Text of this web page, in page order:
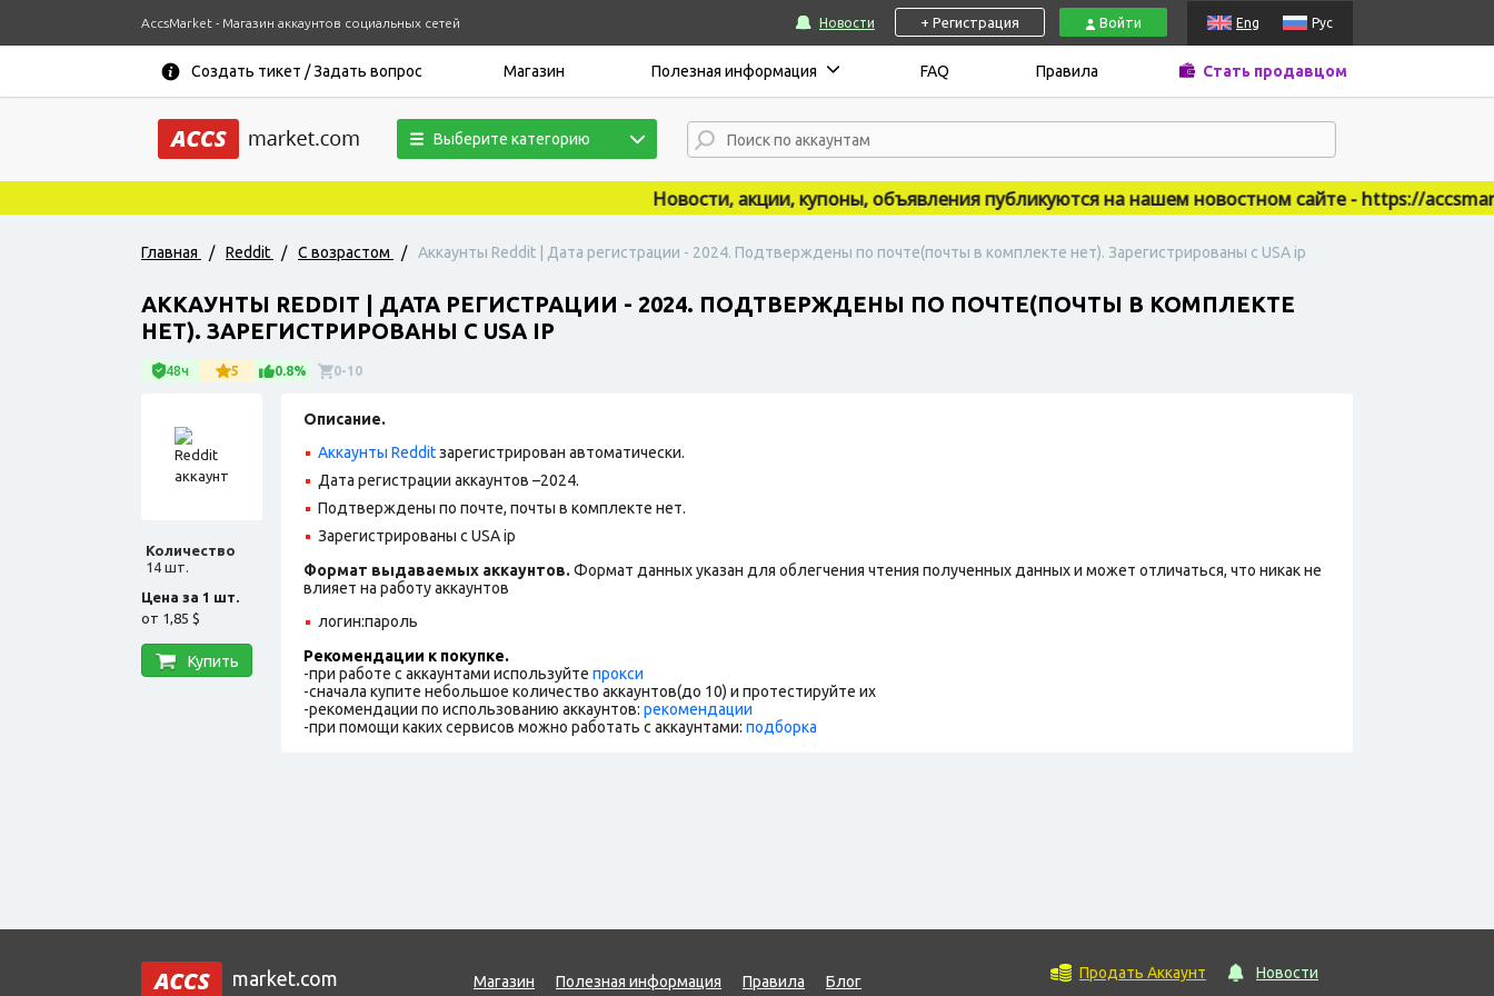
AccsMarket - Магазин аккаунтов социальных сетей Новости + Регистрация Войти Eng Рус
Создать тикет / Задать вопрос Магазин Полезная информация FAQ Правила Стать продавцом
Выберите категорию
Новости, акции, купоны, объявления публикуются на нашем новостном сайте - https://
Главная / Reddit / С возрастом / Аккаунты Reddit | Дата регистрации - 2024. Подтверждены по почте(почты в комплекте нет). Зарегистрированы с USA ip
АККАУНТЫ REDDIT | ДАТА РЕГИСТРАЦИИ - 2024. ПОДТВЕРЖДЕНЫ ПО ПОЧТЕ(ПОЧТЫ В КОМПЛЕКТЕ
НЕТ). ЗАРЕГИСТРИРОВАНЫ С USA IP
48ч 5 0.8% 0-10
Количество
14 шт.
Цена за 1 шт.
от 1,85 $
Купить
Описание.
Аккаунты Redditзарегистрирован автоматически.
Дата регистрации аккаунтов –2024.
Подтверждены по почте, почты в комплекте нет.
Зарегистрированы с USA ip
Формат выдаваемых аккаунтов. Формат данных указан для облегчения чтения полученных данных и может отличаться, что никак не
влияет на работу аккаунтов
логин:пароль
Рекомендации к покупке.
-при работе с аккаунтами используйте прокси
-сначала купите небольшое количество аккаунтов(до 10) и протестируйте их
-рекомендации по использованию аккаунтов: рекомендации
-при помощи каких сервисов можно работать с аккаунтами: подборка
market.com Магазин Полезная информация Правила Блог Продать Аккаунт Новости